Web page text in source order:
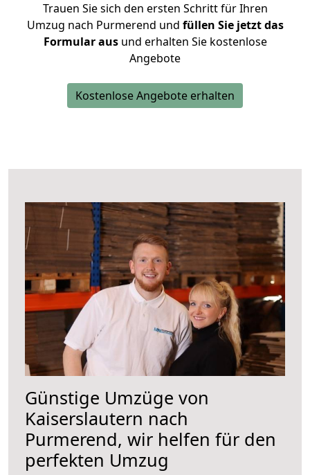
Trauen Sie sich den ersten Schritt für Ihren
Umzug nach Purmerend und füllen Sie jetzt das
Formular ausund erhalten Sie kostenlose
Angebote
Kostenlose Angebote erhalten
Günstige Umzüge von
Kaiserslautern nach
Purmerend, wir helfen für den
perfekten Umzug